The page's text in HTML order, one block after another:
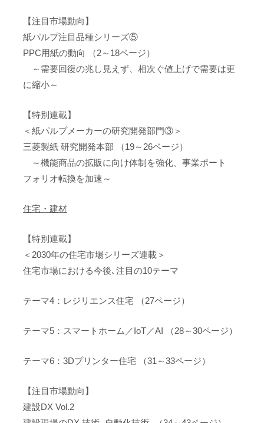
【注目市場動向】
紙パルプ注目品種シリーズ⑤
PPC用紙の動向 （2～18ページ）
～需要回復の兆し見えず、相次ぐ値上げで需要は更
に縮小～
【特別連載】
＜紙パルプメーカーの研究開発部門③＞
三菱製紙 研究開発本部 （19～26ページ）
～機能商品の拡販に向け体制を強化、事業ポート
フォリオ転換を加速～
住宅・建材
【特別連載】
＜2030年の住宅市場シリーズ連載＞
住宅市場における今後､注目の10テーマ
テーマ4：レジリエンス住宅 （27ページ）
テーマ5：スマートホーム／IoT／AI （28～30ページ）
テーマ6：3Dプリンター住宅 （31～33ページ）
【注目市場動向】
建設DX Vol.2